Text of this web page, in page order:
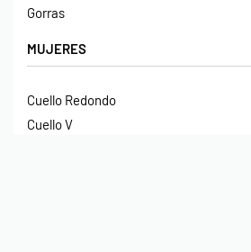
Gorras
MUJERES
Cuello Redondo
Cuello V